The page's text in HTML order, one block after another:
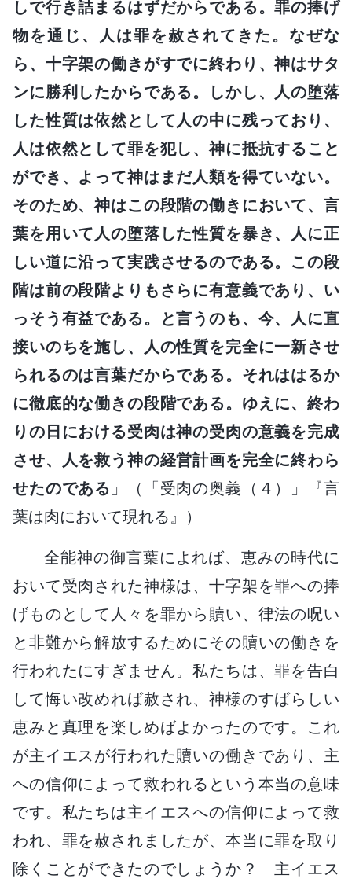
しで行き詰まるはずだからである。罪の捧げ
物を通じ、人は罪を赦されてきた。なぜな
ら、十字架の働きがすでに終わり、神はサタ
ンに勝利したからである。しかし、人の堕落
した性質は依然として人の中に残っており、
人は依然として罪を犯し、神に抵抗すること
ができ、よって神はまだ人類を得ていない。
そのため、神はこの段階の働きにおいて、言
葉を用いて人の堕落した性質を暴き、人に正
しい道に沿って実践させるのである。この段
階は前の段階よりもさらに有意義であり、い
っそう有益である。と言うのも、今、人に直
接いのちを施し、人の性質を完全に一新させ
られるのは言葉だからである。それははるか
に徹底的な働きの段階である。ゆえに、終わ
りの日における受肉は神の受肉の意義を完成
させ、人を救う神の経営計画を完全に終わら
せたのである 」（「受肉の奥義（４）」『言
葉は肉において現れる』）
全能神の御言葉によれば、恵みの時代に
おいて受肉された神様は、十字架を罪への捧
げものとして人々を罪から贖い、律法の呪い
と非難から解放するためにその贖いの働きを
行われたにすぎません。私たちは、罪を告白
して悔い改めれば赦され、神様のすばらしい
恵みと真理を楽しめばよかったのです。これ
が主イエスが行われた贖いの働きであり、主
への信仰によって救われるという本当の意味
です。私たちは主イエスへの信仰によって救
われ、罪を赦されましたが、本当に罪を取り
除くことができたのでしょうか？ 主イエス